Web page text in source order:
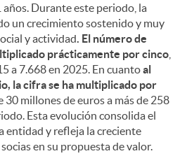
años. Durante este periodo, la
un crecimiento sostenido y muy
y actividad. El número de
prácticamente por cinco
a 7.668 en 2025. En cuantoal
la cifra se ha multiplicado por
30 millones de euros a más de 258
Esta evolución consolida el
entidad y refleja la creciente
en su propuesta de valor.